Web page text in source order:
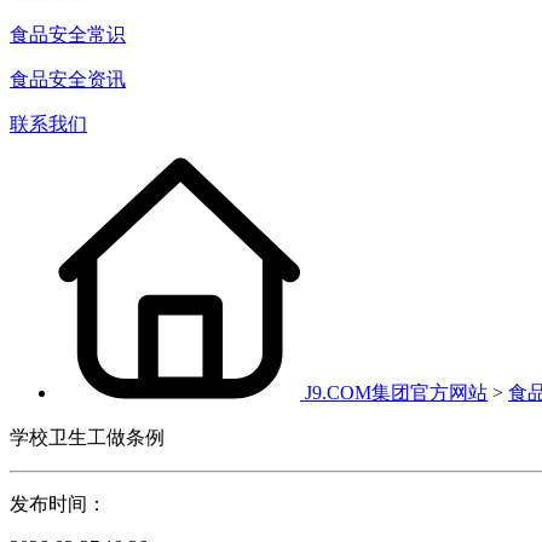
食品安全常识
食品安全资讯
联系我们
J9.COM集团官方网站 > 食
学校卫生工做条例
发布时间：